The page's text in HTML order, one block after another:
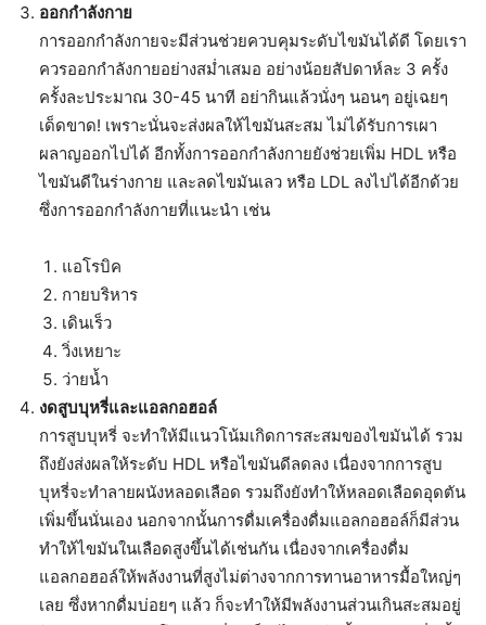
ออกกำลังกาย
การออกกำลังกายจะมีส่วนช่วยควบคุมระดับไขมันได้ดี โดยเรา
ควรออกกำลังกายอย่างสม่ำเสมอ อย่างน้อยสัปดาห์ละ 3 ครั้ง
ครั้งละประมาณ 30-45 นาที อย่ากินแล้วนั่งๆ นอนๆ อยู่เฉยๆ
เด็ดขาด! เพราะนั่นจะส่งผลให้ไขมันสะสม ไม่ได้รับการเผา
ผลาญออกไปได้ อีกทั้งการออกกำลังกายยังช่วยเพิ่ม HDL หรือ
ไขมันดีในร่างกาย และลดไขมันเลว หรือ LDL ลงไปได้อีกด้วย
ซึ่งการออกกำลังกายที่แนะนำ เช่น
แอโรบิค
กายบริหาร
เดินเร็ว
วิ่งเหยาะ
ว่ายน้ำ
งดสูบบุหรี่และแอลกอฮอล์
การสูบบุหรี่ จะทำให้มีแนวโน้มเกิดการสะสมของไขมันได้ รวม
ถึงยังส่งผลให้ระดับ HDL หรือไขมันดีลดลง เนื่องจากการสูบ
บุหรี่จะทำลายผนังหลอดเลือด รวมถึงยังทำให้หลอดเลือดอุดตัน
เพิ่มขึ้นนั่นเอง นอกจากนั้นการดื่มเครื่องดื่มแอลกอฮอล์ก็มีส่วน
ทำให้ไขมันในเลือดสูงขึ้นได้เช่นกัน เนื่องจากเครื่องดื่ม
แอลกอฮอล์ให้พลังงานที่สูงไม่ต่างจากการทานอาหารมื้อใหญ่ๆ
เลย ซึ่งหากดื่มบ่อยๆ แล้ว ก็จะทำให้มีพลังงานส่วนเกินสะสมอยู่